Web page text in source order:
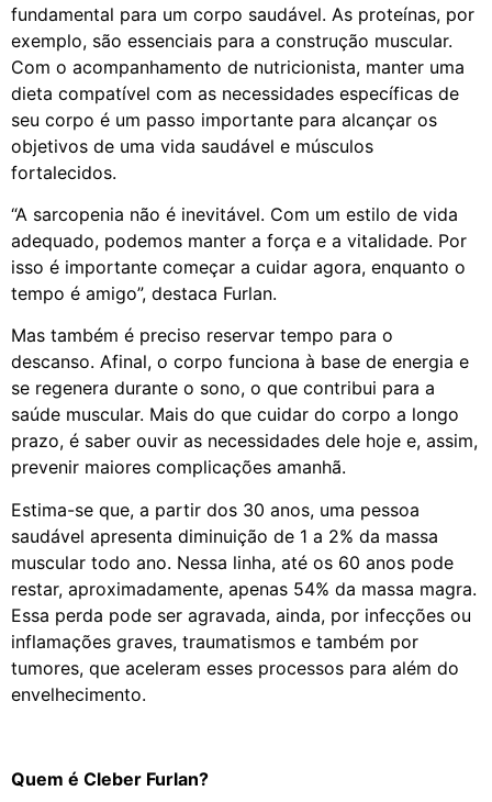
fundamental para um corpo saudável. As proteínas, por
exemplo, são essenciais para a construção muscular.
Com o acompanhamento de nutricionista, manter uma
dieta compatível com as necessidades específicas de
seu corpo é um passo importante para alcançar os
objetivos de uma vida saudável e músculos
fortalecidos.
“A sarcopenia não é inevitável. Com um estilo de vida
adequado, podemos manter a força e a vitalidade. Por
isso é importante começar a cuidar agora, enquanto o
tempo é amigo”, destaca Furlan.
Mas também é preciso reservar tempo para o
descanso. Afinal, o corpo funciona à base de energia e
se regenera durante o sono, o que contribui para a
saúde muscular. Mais do que cuidar do corpo a longo
prazo, é saber ouvir as necessidades dele hoje e, assim,
prevenir maiores complicações amanhã.
Estima-se que, a partir dos 30 anos, uma pessoa
saudável apresenta diminuição de 1 a 2% da massa
muscular todo ano. Nessa linha, até os 60 anos pode
restar, aproximadamente, apenas 54% da massa magra.
Essa perda pode ser agravada, ainda, por infecções ou
inflamações graves, traumatismos e também por
tumores, que aceleram esses processos para além do
envelhecimento.
Quem é Cleber Furlan?